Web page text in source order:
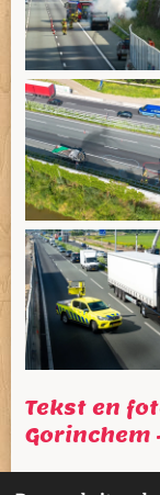
Tekst en
Gorinchem